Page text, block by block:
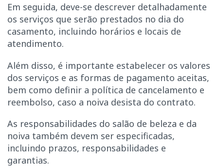
Em seguida, deve-se descrever detalhadamente
os serviços que serão prestados no dia do
casamento, incluindo horários e locais de
atendimento.
Além disso, é importante estabelecer os valores
dos serviços e as formas de pagamento aceitas,
bem como definir a política de cancelamento e
reembolso, caso a noiva desista do contrato.
As responsabilidades do salão de beleza e da
noiva também devem ser especificadas,
incluindo prazos, responsabilidades e
garantias.